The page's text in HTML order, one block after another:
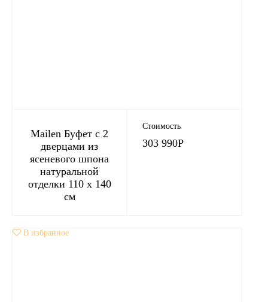
Mailen Буфет с 2
дверцами из
ясеневого шпона
натуральной
отделки 110 x 140
см
Стоимость
303 990Р
В избранное